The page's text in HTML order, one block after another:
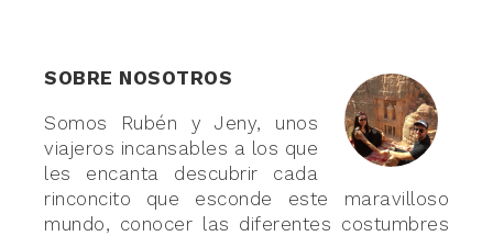
SOBRE NOSOTROS
Somos Rubén y Jeny, unos
viajeros incansables a los que
les encanta descubrir cada
rinconcito que esconde este maravilloso
mundo, conocer las diferentes costumbres